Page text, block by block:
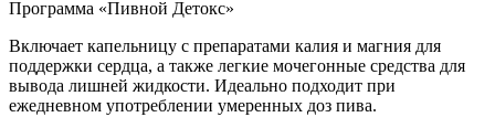
Программа «Пивной Детокс»
Включает капельницу с препаратами калия и магния для
поддержки сердца, а также легкие мочегонные средства для
вывода лишней жидкости. Идеально подходит при
ежедневном употреблении умеренных доз пива.